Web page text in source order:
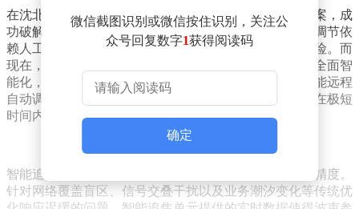
在沈北大学城及周边区域，辽宁移动部署了这一创新方案，成
功破解了传统运维面临的难题。过去，工参获取与天线调节依
赖人工爬塔，不仅效率低下，成本高昂，还存在安全风险。而
现在，借助智能追焦单元，工参测量与天线调节实现了全面智
能化，工参可以远程一键采集，误差为零，天线姿态也能远程
自动调节。结合网管系统，根据业务需求，天线波束能在极短
时间内完成远程调整。
智能追焦单元的应用，还显著提升了网络优化的速度和精度。
针对网络覆盖盲区、信号交叠干扰以及业务潮汐变化等传统优
微信截图识别或微信按住识别，关注公
众号回复数字1获得阅读码
确定